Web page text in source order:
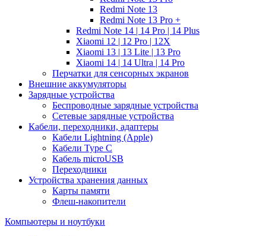
Redmi Note 13
Redmi Note 13 Pro +
Redmi Note 14 | 14 Pro | 14 Plus
Xiaomi 12 | 12 Pro | 12X
Xiaomi 13 | 13 Lite | 13 Pro
Xiaomi 14 | 14 Ultra | 14 Pro
Перчатки для сенсорных экранов
Внешние аккумуляторы
Зарядные устройства
Беспроводные зарядные устройства
Сетевые зарядные устройства
Кабели, переходники, адаптеры
Кабели Lightning (Apple)
Кабели Type C
Кабель microUSB
Переходники
Устройства хранения данных
Карты памяти
Флеш-накопители
Компьютеры и ноутбуки